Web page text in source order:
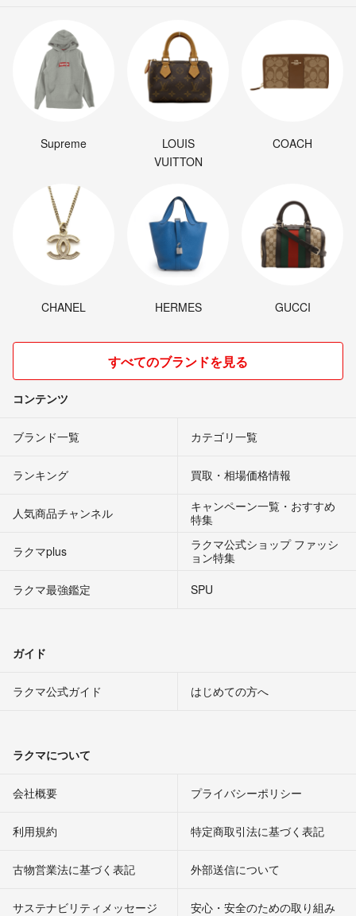
Supreme
LOUIS
VUITTON
COACH
CHANEL HERMES GUCCI
すべてのブランドを見る
コンテンツ
ブランド一覧 カテゴリ一覧
ランキング 買取・相場価格情報
人気商品チャンネル
キャンペーン一覧・おすすめ
特集
ラクマplus
ラクマ公式ショップ ファッシ
ョン特集
ラクマ最強鑑定
SPU
ガイド
ラクマ公式ガイド はじめての方へ
ラクマについて
会社概要 プライバシーポリシー
利用規約 特定商取引法に基づく表記
古物営業法に基づく表記 外部送信について
サステナビリティメッセージ 安心・安全のための取り組み